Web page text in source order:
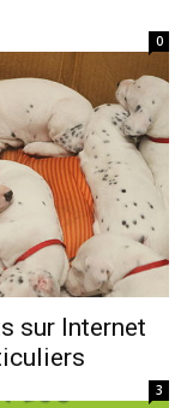
0
sur Internet
3